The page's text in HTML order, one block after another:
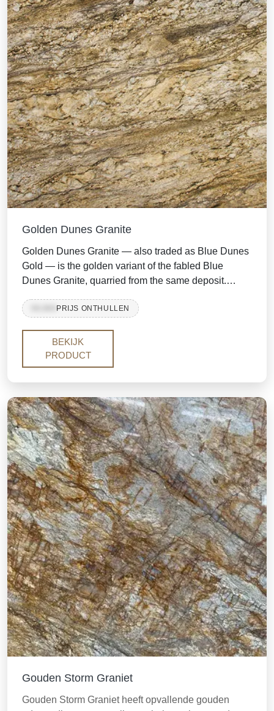
Golden Dunes Granite
Golden Dunes Granite — also traded as Blue Dunes
Gold — is the golden variant of the fabled Blue
Dunes Granite, quarried from the same deposit.
across the slab like windblown desert sand,
streaks. With its warm palette and dramatic
movement, it brings the luxury of an exotic stone to
kitchens, islands and feature walls.
PRIJS ONTHULLEN
BEKIJK
PRODUCT
Gouden Storm Graniet
Gouden Storm Graniet heeft opvallende gouden